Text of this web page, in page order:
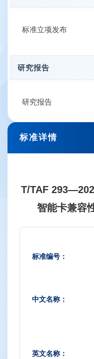
标准立项发布
研究报告
研究报告
标准详情
T/TAF
智能卡兼容
标准编号：
中文名称：
英文名称：